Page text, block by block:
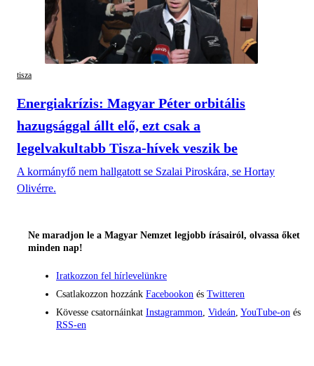
tisza
Energiakrízis: Magyar Péter orbitális
hazugsággal állt elő, ezt csak a
legelvakultabb Tisza-hívek veszik be
A kormányfő nem hallgatott se Szalai Piroskára, se Hortay
Olivérre.
Ne maradjon le a Magyar Nemzet legjobb írásairól, olvassa őket
minden nap!
Iratkozzon fel hírlevelünkre
Csatlakozzon hozzánk Facebookon és Twitteren
Kövesse csatornáinkat Instagrammon, Videán, YouTube-on és
RSS-en